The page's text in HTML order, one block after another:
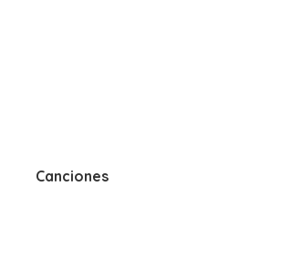
Canciones